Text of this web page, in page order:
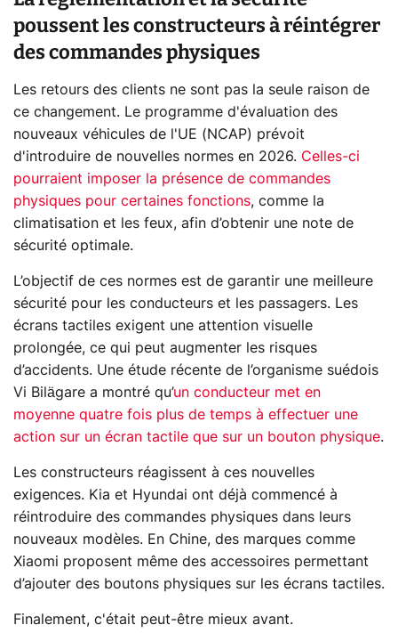
poussent les constructeurs à réintégrer
des commandes physiques
Les retours des clients ne sont pas la seule raison de
ce changement. Le programme d'évaluation des
nouveaux véhicules de l'UE (NCAP) prévoit
d'introduire de nouvelles normes en 2026. Celles-ci
pourraient imposer la présence de commandes
physiques pour certaines fonctions, comme la
climatisation et les feux, afin d’obtenir une note de
sécurité optimale.
L’objectif de ces normes est de garantir une meilleure
sécurité pour les conducteurs et les passagers. Les
écrans tactiles exigent une attention visuelle
prolongée, ce qui peut augmenter les risques
d’accidents. Une étude récente de l’organisme suédois
Vi Bilägare a montré qu’un conducteur met en
moyenne quatre fois plus de temps à effectuer une
action sur un écran tactile que sur un bouton physique.
Les constructeurs réagissent à ces nouvelles
exigences. Kia et Hyundai ont déjà commencé à
réintroduire des commandes physiques dans leurs
nouveaux modèles. En Chine, des marques comme
Xiaomi proposent même des accessoires permettant
d’ajouter des boutons physiques sur les écrans tactiles.
Finalement, c'était peut-être mieux avant.